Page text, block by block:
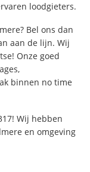
loodgieters.
Bel ons dan
aan de lijn. Wij
Onze goed
binnen no time
Wij hebben
en omgeving